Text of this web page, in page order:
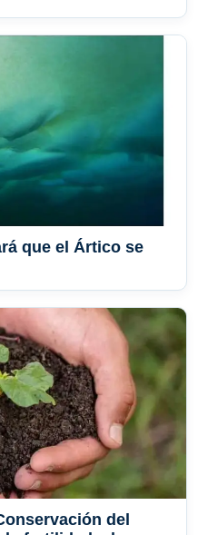
que el Ártico se
del